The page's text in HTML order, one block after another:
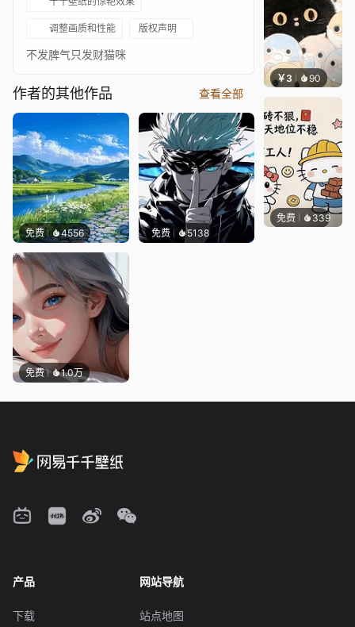
调整画质和性能 版权声明
不发脾气只发财猫咪
作者的其他作品 查看全部
免费 4556 免费 5138
免费 1.0万
￥3 90 叮叮
免费 339渔小小
产品
下载
网站导航
站点地图